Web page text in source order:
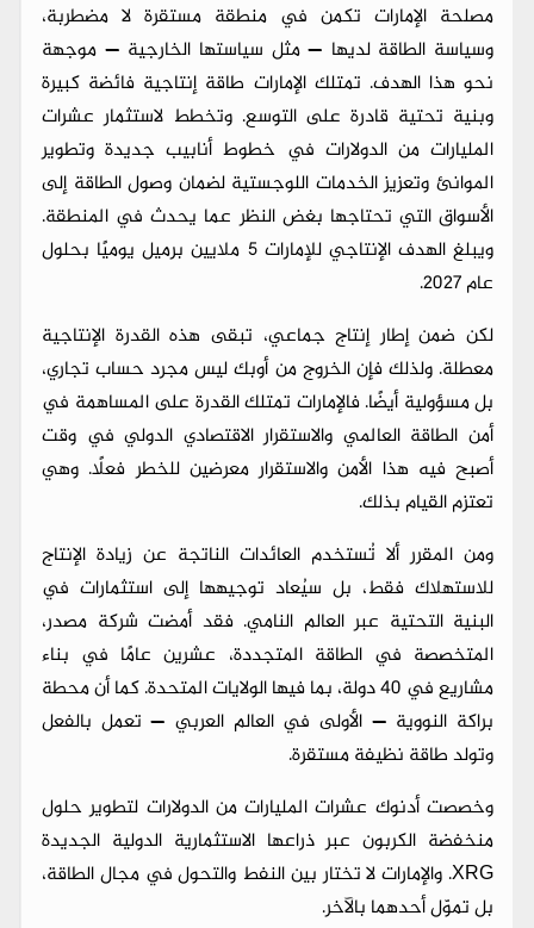
مصلحة الإمارات تكمن في منطقة مستقرة لا مضطربة،
وسياسة الطاقة لديها — مثل سياستها الخارجية — موجهة
نحو هذا الهدف. تمتلك الإمارات طاقة إنتاجية فائضة كبيرة
وبنية تحتية قادرة على التوسع. وتخطط لاستثمار عشرات
المليارات من الدولارات في خطوط أنابيب جديدة وتطوير
الموانئ وتعزيز الخدمات اللوجستية لضمان وصول الطاقة إلى
الأسواق التي تحتاجها بغض النظر عما يحدث في المنطقة.
ويبلغ الهدف الإنتاجي للإمارات 5 ملايين برميل يوميًا بحلول
عام 2027.
لكن ضمن إطار إنتاج جماعي، تبقى هذه القدرة الإنتاجية
معطلة. ولذلك فإن الخروج من أوبك ليس مجرد حساب تجاري،
بل مسؤولية أيضًا. فالإمارات تمتلك القدرة على المساهمة في
أمن الطاقة العالمي والاستقرار الاقتصادي الدولي في وقت
أصبح فيه هذا الأمن والاستقرار معرضين للخطر فعلًا. وهي
تعتزم القيام بذلك.
ومن المقرر ألا تُستخدم العائدات الناتجة عن زيادة الإنتاج
للاستهلاك فقط، بل سيُعاد توجيهها إلى استثمارات في
البنية التحتية عبر العالم النامي. فقد أمضت شركة مصدر،
المتخصصة في الطاقة المتجددة، عشرين عامًا في بناء
مشاريع في 40 دولة، بما فيها الولايات المتحدة. كما أن محطة
براكة النووية — الأولى في العالم العربي — تعمل بالفعل
وتولد طاقة نظيفة مستقرة.
وخصصت أدنوك عشرات المليارات من الدولارات لتطوير حلول
منخفضة الكربون عبر ذراعها الاستثمارية الدولية الجديدة
XRG. والإمارات لا تختار بين النفط والتحول في مجال الطاقة،
بل تموّل أحدهما بالآخر.